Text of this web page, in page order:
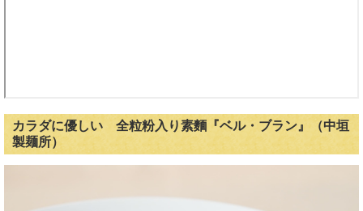
カラダに優しい 全粒粉入り素麵『ベル・ブラン』（中垣
製麺所）